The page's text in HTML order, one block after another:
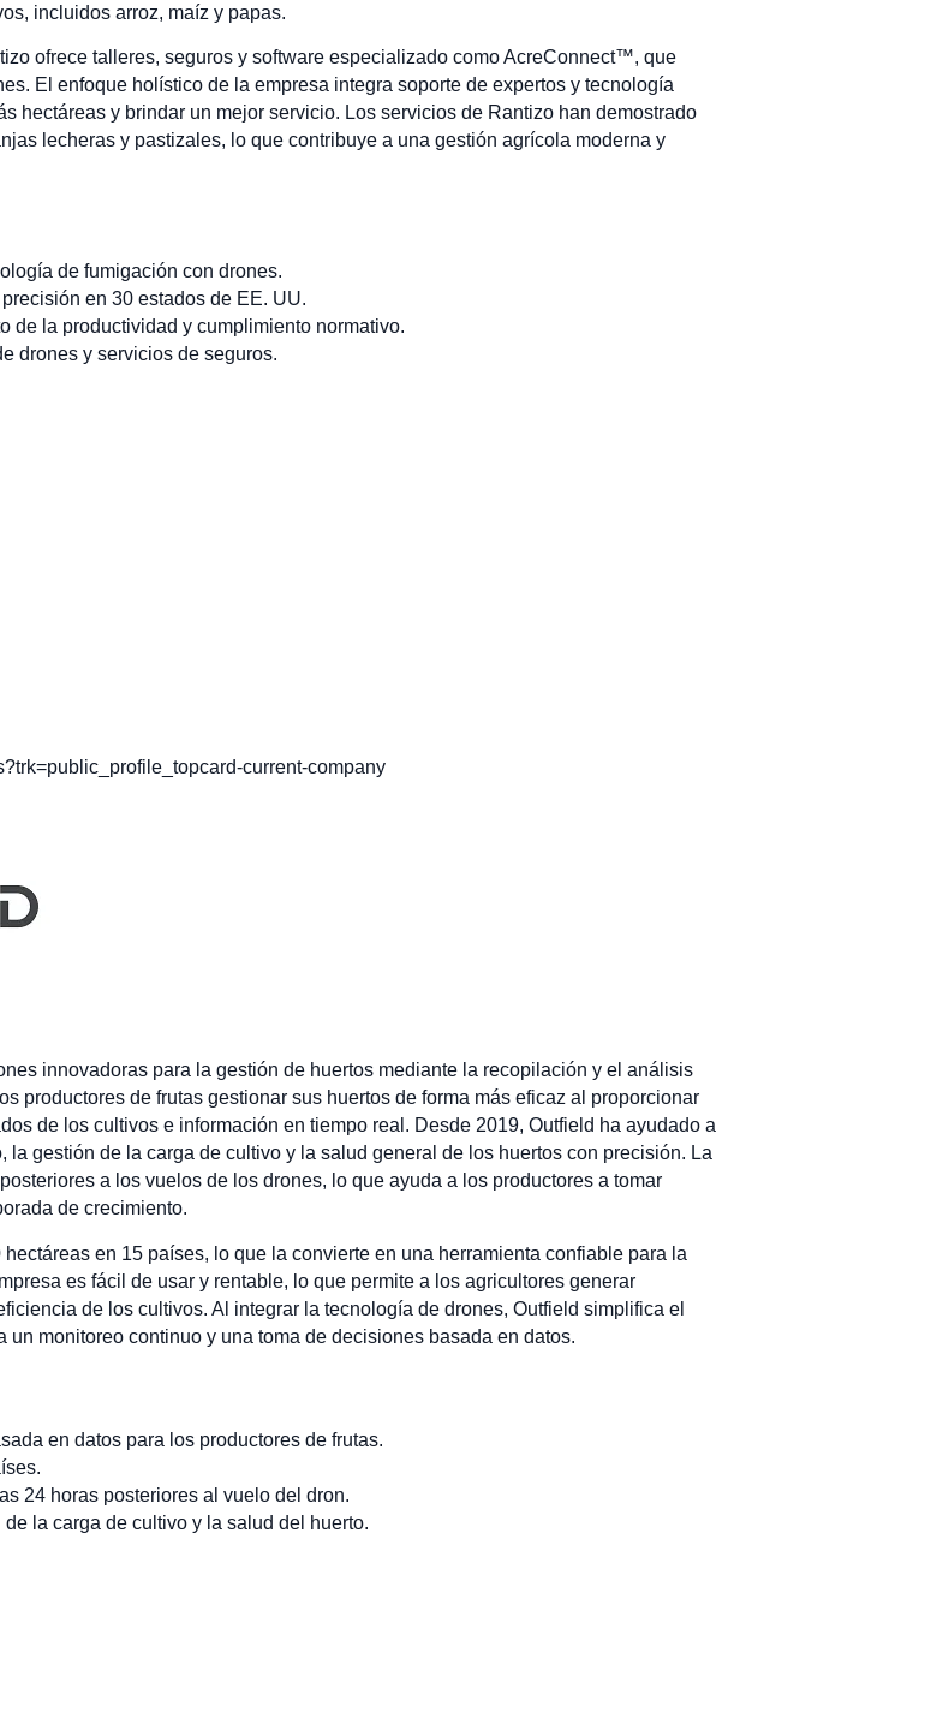
incluidos arroz, maíz y papas.
ofrece talleres, seguros y software especializado como AcreConnect™, que
El enfoque holístico de la empresa integra soporte de expertos y tecnología
hectáreas y brindar un mejor servicio. Los servicios de Rantizo han demostrado
lecheras y pastizales, lo que contribuye a una gestión agrícola moderna y
de fumigación con drones.
en 30 estados de EE. UU.
de la productividad y cumplimiento normativo.
drones y servicios de seguros.
current-company
innovadoras para la gestión de huertos mediante la recopilación y el análisis
productores de frutas gestionar sus huertos de forma más eficaz al proporcionar
de los cultivos e información en tiempo real. Desde 2019, Outfield ha ayudado a
gestión de la carga de cultivo y la salud general de los huertos con precisión. La
a los vuelos de los drones, lo que ayuda a los productores a tomar
de crecimiento.
en 15 países, lo que la convierte en una herramienta confiable para la
es fácil de usar y rentable, lo que permite a los agricultores generar
de los cultivos. Al integrar la tecnología de drones, Outfield simplifica el
monitoreo continuo y una toma de decisiones basada en datos.
en datos para los productores de frutas.
24 horas posteriores al vuelo del dron.
la carga de cultivo y la salud del huerto.